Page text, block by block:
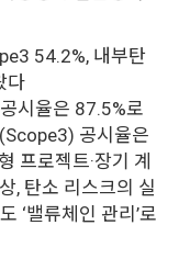
54.2%, 내부탄
다
시율은 87.5%로
공시율은
프로젝트·장기 계
, 탄소 리스크의 실
‘밸류체인 관리’로